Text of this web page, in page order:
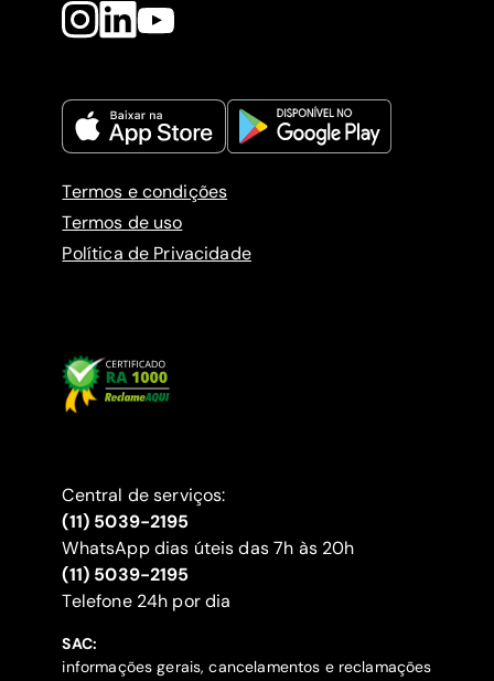
Termos e condições
Termos de uso
Política de Privacidade
Central de serviços:
(11) 5039-2195
WhatsApp dias úteis das 7h às 20h
(11) 5039-2195
‍Telefone 24h por dia
SAC:
informações gerais, cancelamentos e reclamações